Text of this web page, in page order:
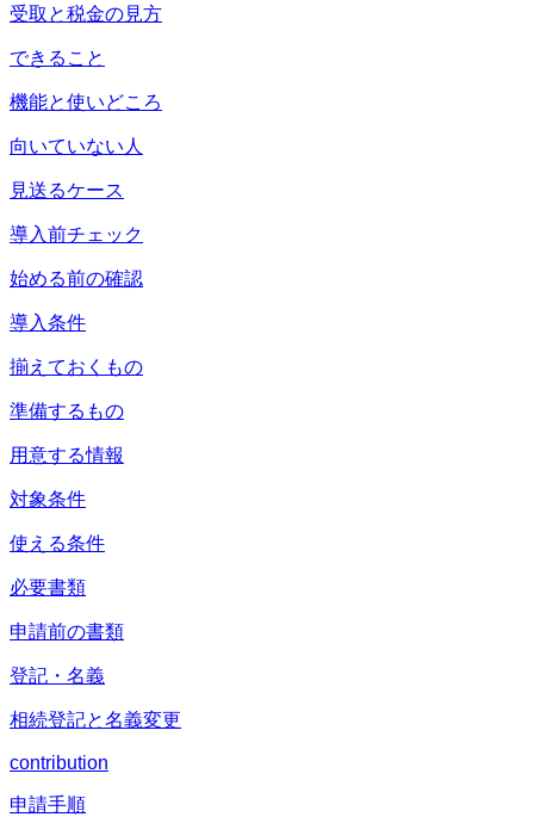
受取と税金の見方
できること
機能と使いどころ
向いていない人
見送るケース
導入前チェック
始める前の確認
導入条件
揃えておくもの
準備するもの
用意する情報
対象条件
使える条件
必要書類
申請前の書類
登記・名義
相続登記と名義変更
contribution
申請手順